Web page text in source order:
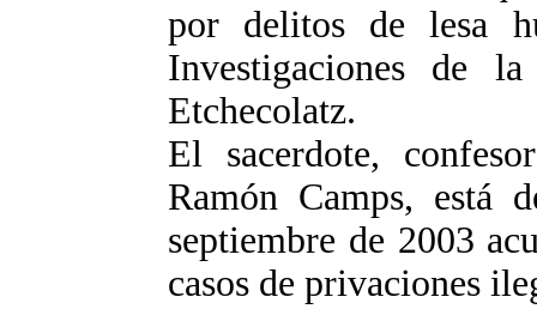
por delitos de lesa
Investigaciones de
Etchecolatz.
El sacerdote,
Ramón Camps, está
septiembre de 2003
casos de privaciones